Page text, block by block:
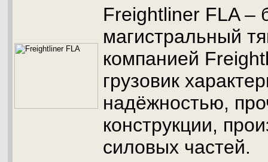
Freightliner FLA –
магистральный
компанией
грузовик
надёжностью,
конструкции,
силовых частей.